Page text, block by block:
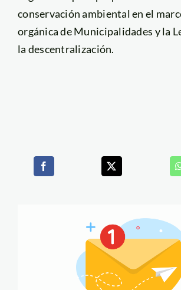
conservación ambiental en el
orgánica de Municipalidades y la
la descentralización.